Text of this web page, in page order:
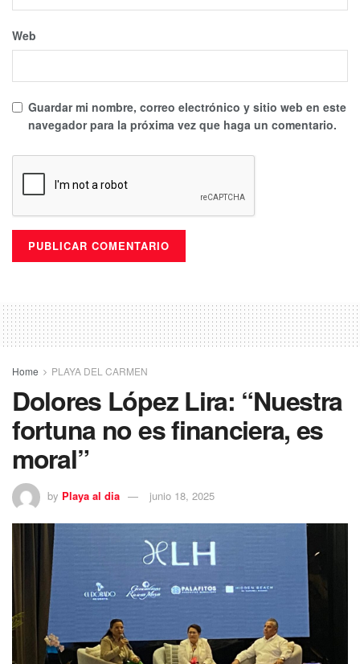
Web
Guardar mi nombre, correo electrónico y sitio web en este
navegador para la próxima vez que haga un comentario.
Home PLAYA DEL CARMEN
Dolores López Lira: “Nuestra
fortuna no es financiera, es
moral”
by Playa al dia junio 18, 2025